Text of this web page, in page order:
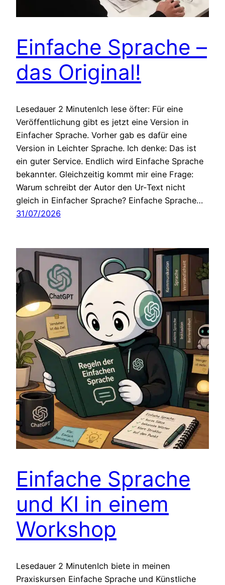
Einfache Sprache –
das Original!
Lesedauer 2 MinutenIch lese öfter: Für eine
Veröffentlichung gibt es jetzt eine Version in
Einfacher Sprache. Vorher gab es dafür eine
Version in Leichter Sprache. Ich denke: Das ist
ein guter Service. Endlich wird Einfache Sprache
bekannter. Gleichzeitig kommt mir eine Frage:
Warum schreibt der Autor den Ur-Text nicht
gleich in Einfacher Sprache? Einfache Sprache…
31/07/2026
Einfache Sprache
und KI in einem
Workshop
Lesedauer 2 MinutenIch biete in meinen
Praxiskursen Einfache Sprache und Künstliche